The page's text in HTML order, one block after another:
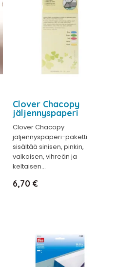
Clover Chacopy
jäljennyspaperi
Clover Chacopy
jäljennyspaperi-paketti
sisältää sinisen, pinkin,
valkoisen, vihreän ja
keltaisen...
Hinta
6,70 €